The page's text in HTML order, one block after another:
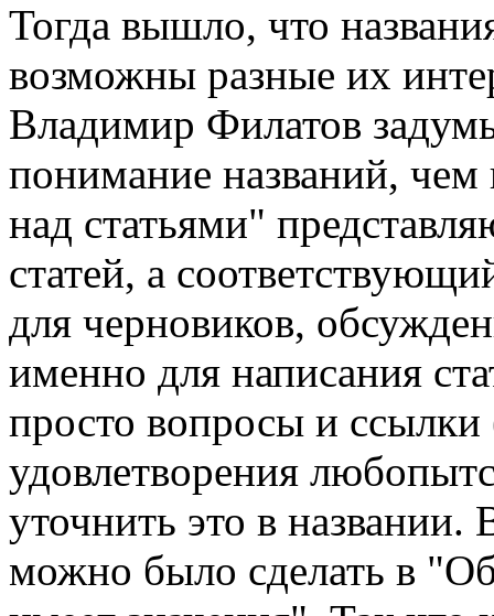
Тогда вышло, что
возможны разные их
Владимир Филатов
понимание названий,
над статьями"
статей, а
для черновиков,
именно для написания
просто вопросы и ссылки
удовлетворения
уточнить это в
можно было сделать в